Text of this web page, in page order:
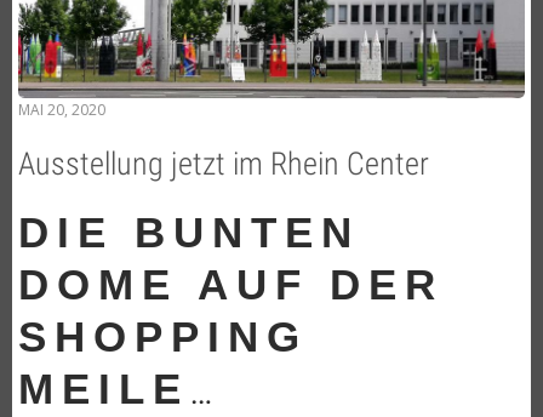
MAI 20, 2020
Ausstellung jetzt im Rhein Center
DIE BUNTEN
DOME AUF DER
SHOPPING
MEILE …